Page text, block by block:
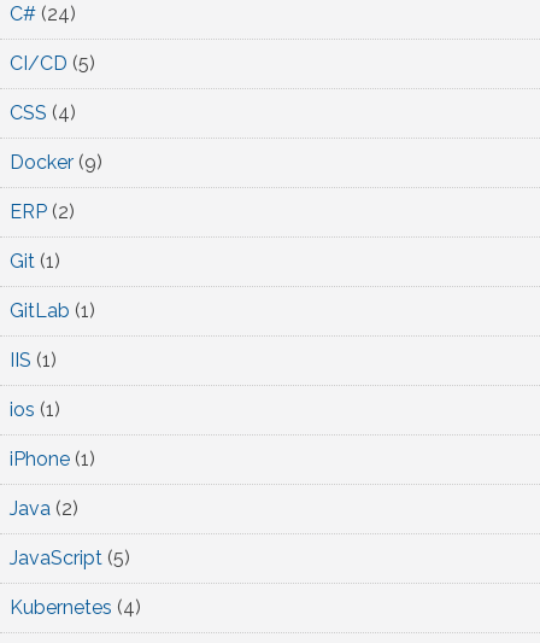
C# (24)
CI/CD (5)
CSS (4)
Docker (9)
ERP (2)
Git (1)
GitLab (1)
IIS (1)
ios (1)
iPhone (1)
Java (2)
JavaScript (5)
Kubernetes (4)